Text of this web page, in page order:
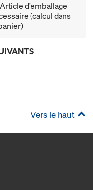
Article d'emballage
(calcul dans
Vers le haut